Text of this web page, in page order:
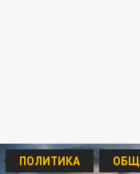
ПОЛИТИКА